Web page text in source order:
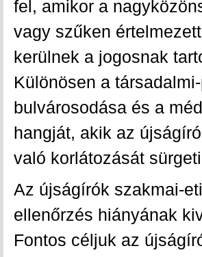
fel, amikor a
vagy szűken
kerülnek a jogosnak
Különösen a
bulvárosodása és a
hangját, akik az
való korlátozását
Az újságírók szakmai-
ellenőrzés hiányának
Fontos céljuk az